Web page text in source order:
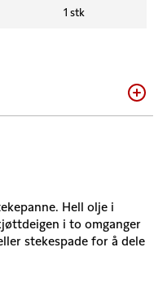
Hell olje i
i to omganger
stekespade for å dele
1 stk